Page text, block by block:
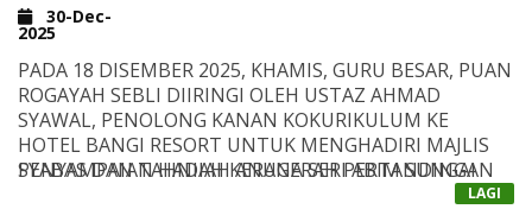
30-Dec-
2025
PADA 18 DISEMBER 2025, KHAMIS, GURU BESAR, PUAN
ROGAYAH SEBLI DIIRINGI OLEH USTAZ AHMAD
SYAWAL, PENOLONG KANAN KOKURIKULUM KE
HOTEL BANGI RESORT UNTUK MENGHADIRI MAJLIS
PENYAMPAIAN HADIAH ANUGERAH PERTANDINGAN
SYABAS DAN TAHNIAH KERANA SERI ABIM SUNGAI
RAMAL TELAH MERANGKUL TEMPAT KETIGA DALAM
LAGI